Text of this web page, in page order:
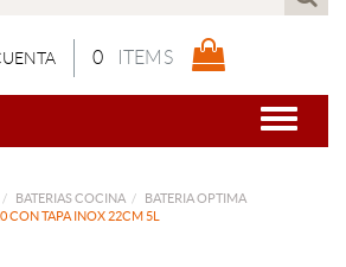
0 ITEMS
BATERIAS COCINA
BATERIA OPTIMA
TAPA INOX 22CM 5L